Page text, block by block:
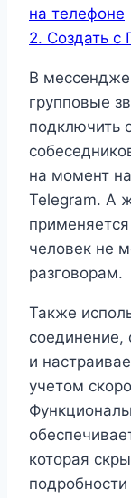
на телефоне
2. Создать с
В
групповые
подключить
на момент
Telegram. А
человек не
разговорам.
Также
и
учетом
которая